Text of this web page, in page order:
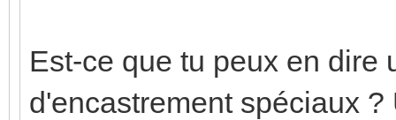
Est-ce que tu peux en dire
d'encastrement spéciaux